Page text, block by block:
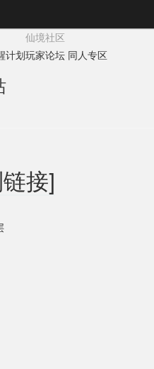
计划
仙境社区
玩家论坛 同人专区
接]